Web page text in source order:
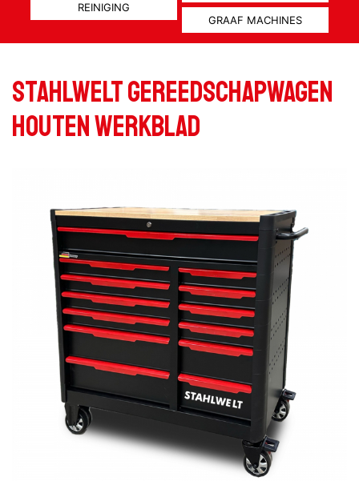
REINIGING
GRAAF MACHINES
Stahlwelt Gereedschapwagen
houten werkblad